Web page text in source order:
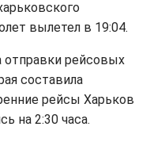
вылетел в 19:04.
отправки рейсовых
составила
рейсы Харьков
на 2:30 часа.